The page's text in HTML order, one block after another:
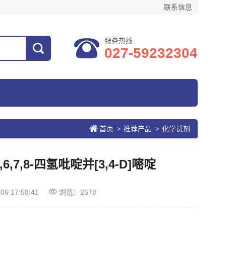
联系信息
服务热线
027-59232304
首页 > 推荐产品 > 化学试剂
四氢吡啶并[3,4-D]嘧啶
17:58:41 浏览：2678